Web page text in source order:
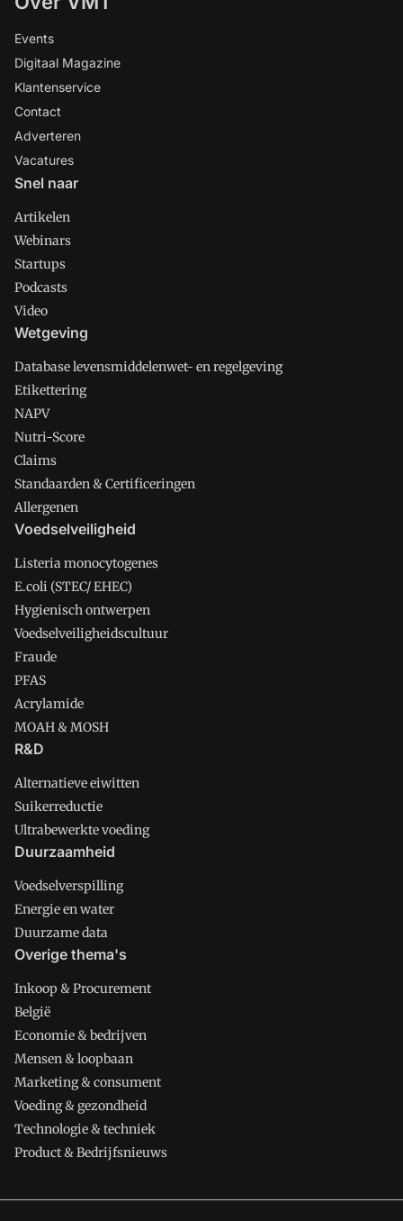
Events
Digitaal Magazine
Klantenservice
Contact
Adverteren
Vacatures
Snel naar
Artikelen
Webinars
Startups
Podcasts
Video
Wetgeving
Database levensmiddelenwet- en regelgeving
Etikettering
NAPV
Nutri-Score
Claims
Standaarden & Certificeringen
Allergenen
Voedselveiligheid
Listeria monocytogenes
E.coli (STEC/ EHEC)
Hygienisch ontwerpen
Voedselveiligheidscultuur
Fraude
PFAS
Acrylamide
MOAH & MOSH
R&D
Alternatieve eiwitten
Suikerreductie
Ultrabewerkte voeding
Duurzaamheid
Voedselverspilling
Energie en water
Duurzame data
Overige thema's
Inkoop & Procurement
België
Economie & bedrijven
Mensen & loopbaan
Marketing & consument
Voeding & gezondheid
Technologie & techniek
Product & Bedrijfsnieuws